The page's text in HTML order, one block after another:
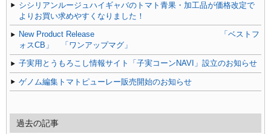
シシリアンルージュハイギャバのトマト青果・加工品が価格改定で
よりお買い求めやすくなりました！
New Product Release 「ベストフ
ォスCB」 「ワンアップマグ」
子実用とうもろこし情報サイト「子実コーンNAVI」設立のお知らせ
ゲノム編集トマトピューレー販売開始のお知らせ
過去の記事